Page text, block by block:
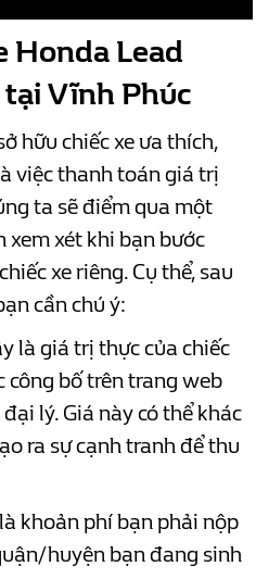
Honda Lead
Vĩnh Phúc
hữu chiếc xe ưa thích,
việc thanh toán giá trị
ta sẽ điểm qua một
xem xét khi bạn bước
xe riêng. Cụ thể, sau
cần chú ý:
là giá trị thực của chiếc
công bố trên trang web
lý. Giá này có thể khác
ra sự cạnh tranh để thu
khoản phí bạn phải nộp
huyện bạn đang sinh